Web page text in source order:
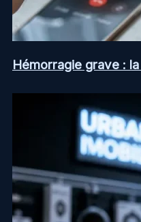
Hémorragie grave :